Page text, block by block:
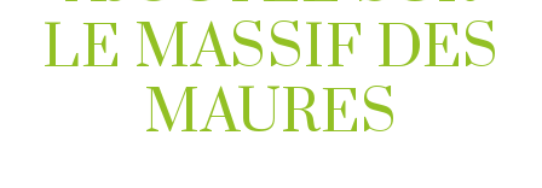
LE MASSIF DES
MAURES